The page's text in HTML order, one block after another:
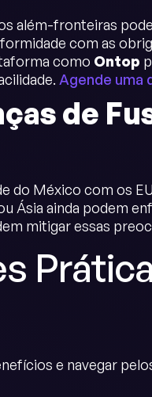
além-fronteiras
com as
como Ontop
Agende uma
de
do México com os
Ásia ainda podem
mitigar essas
e navegar